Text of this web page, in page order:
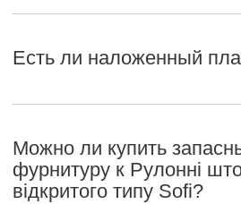
Есть ли наложенный
Можно ли купить
фурнитуру к Рулонні
відкритого типу Sofi?